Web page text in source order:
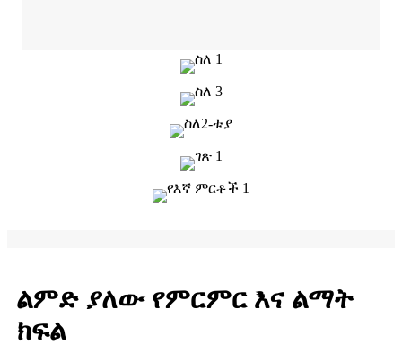
ልምድ ያለው የምርምር እና ልማት
ክፍል